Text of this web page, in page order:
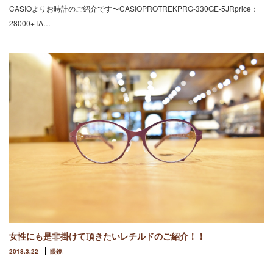
CASIOよりお時計のご紹介です〜CASIOPROTREKPRG-330GE-5JRprice：
28000+TA…
女性にも是非掛けて頂きたいレチルドのご紹介！！
2018.3.22 眼鏡